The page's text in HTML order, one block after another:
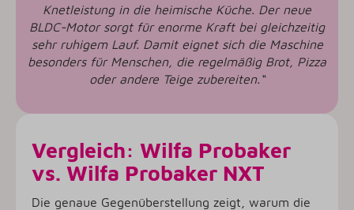
Knetleistung in die heimische Küche. Der neue
BLDC-Motor sorgt für enorme Kraft bei gleichzeitig
sehr ruhigem Lauf. Damit eignet sich die Maschine
besonders für Menschen, die regelmäßig Brot, Pizza
oder andere Teige zubereiten.“
Vergleich: Wilfa Probaker
vs. Wilfa Probaker NXT
Die genaue Gegenüberstellung zeigt, warum die